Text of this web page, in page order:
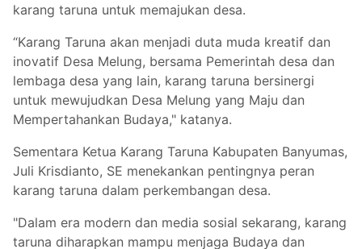
karang taruna untuk memajukan desa.
“Karang Taruna akan menjadi duta muda kreatif dan
inovatif Desa Melung, bersama Pemerintah desa dan
lembaga desa yang lain, karang taruna bersinergi
untuk mewujudkan Desa Melung yang Maju dan
Mempertahankan Budaya," katanya.
Sementara Ketua Karang Taruna Kabupaten Banyumas,
Juli Krisdianto, SE menekankan pentingnya peran
karang taruna dalam perkembangan desa.
"Dalam era modern dan media sosial sekarang, karang
taruna diharapkan mampu menjaga Budaya dan